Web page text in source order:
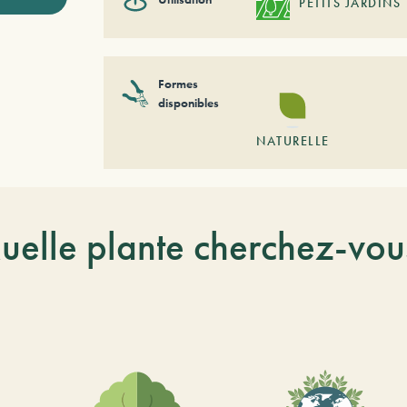
Formes
disponibles
NATURELLE
plante cherchez-